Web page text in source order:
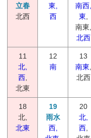
立春
北西
東,
西
南西,
東
南東,
北西
11
北,
西,
北東
12
南
13
南東
北西
18
北,
北東
19
雨水
西,
20
北,
西,